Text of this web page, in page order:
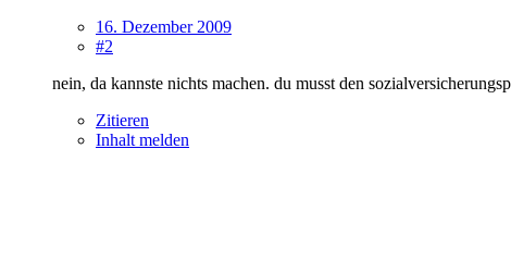
16. Dezember 2009
#2
nein, da kannste nichts machen. du musst den
Zitieren
Inhalt melden